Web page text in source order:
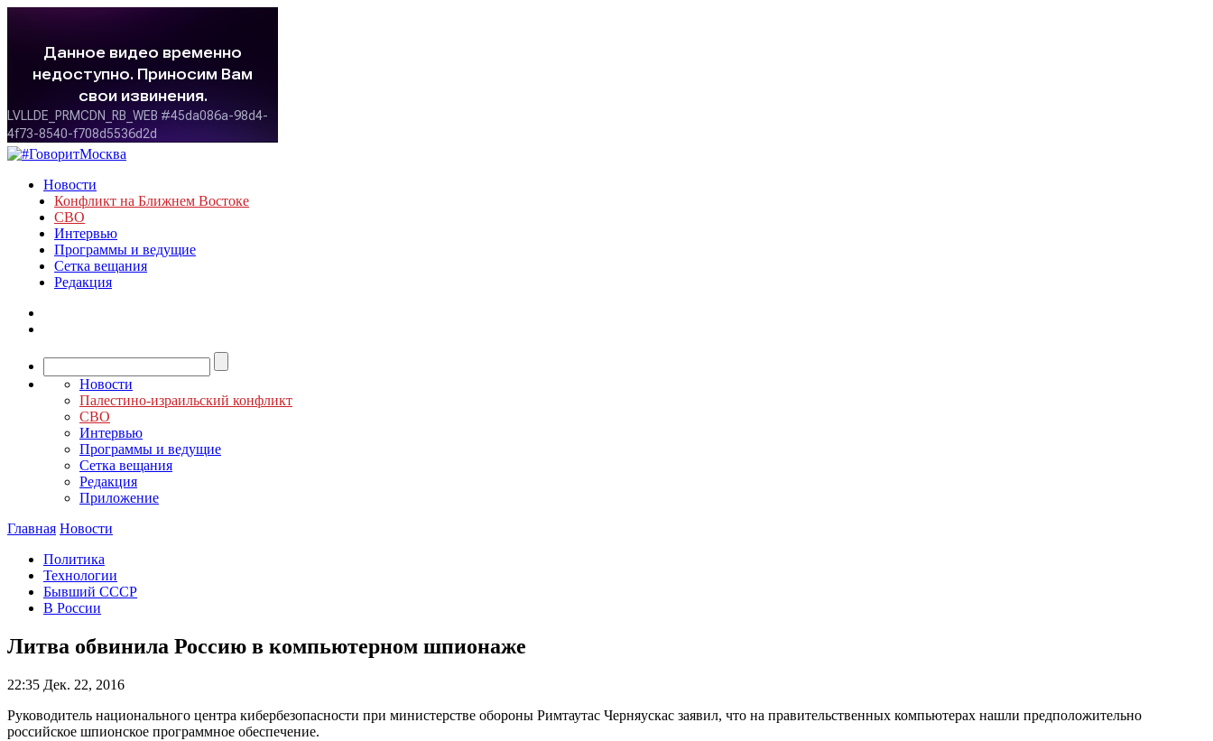
Новости
Конфликт на Ближнем Востоке
СВО
Интервью
Программы и ведущие
Сетка вещания
Редакция
Новости
Палестино-израильский конфликт
СВО
Интервью
Программы и ведущие
Сетка вещания
Редакция
Приложение
Главная Новости
Политика
Технологии
Бывший СССР
В России
Литва обвинила Россию в компьютерном шпионаже
22:35 Дек. 22, 2016
Руководитель национального центра кибербезопасности при министерстве обороны Римтаутас Черняускас заявил, что на правительственных компьютерах нашли предположительно
российское шпионское программное обеспечение.